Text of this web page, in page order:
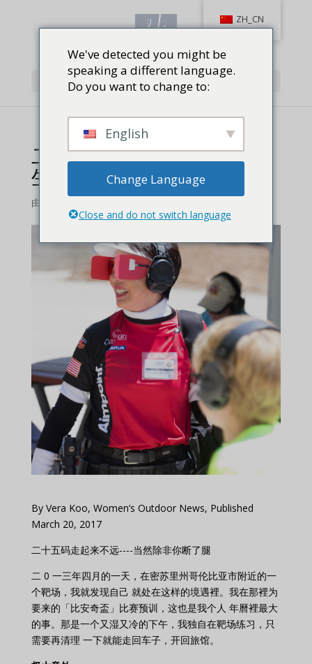
选择页面
二十五码：设定射击与人
生的小目标
由
By Vera Koo, Women’s Outdoor News, Published
March 20, 2017
二十五码走起来不远----当然除非你断了腿
二 0 一三年四月的一天，在密苏里州哥伦比亚市附近的一
个靶场，我就发现自己 就处在这样的境遇裡。我在那裡为
要来的「比安奇盃」比赛预训，这也是我个人 年曆裡最大
的事。那是一个又湿又冷的下午，我独自在靶场练习，只
需要再清理 一下就能走回车子，开回旅馆。
ZH_CN
We've detected you might be
speaking a different language.
Do you want to change to:
English
Change Language
Close and do not switch language